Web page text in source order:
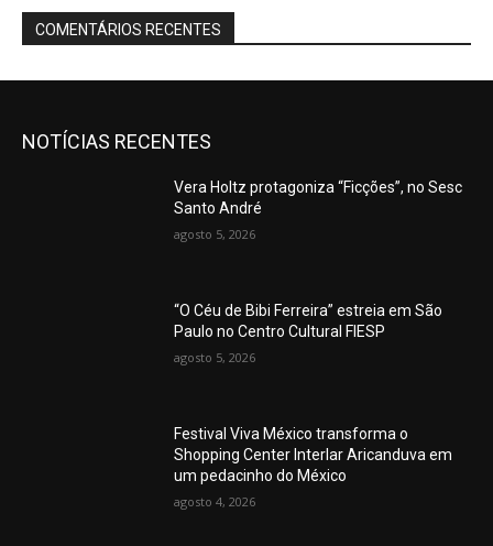
COMENTÁRIOS RECENTES
NOTÍCIAS RECENTES
Vera Holtz protagoniza “Ficções”, no Sesc
Santo André
agosto 5, 2026
“O Céu de Bibi Ferreira” estreia em São
Paulo no Centro Cultural FIESP
agosto 5, 2026
Festival Viva México transforma o
Shopping Center Interlar Aricanduva em
um pedacinho do México
agosto 4, 2026